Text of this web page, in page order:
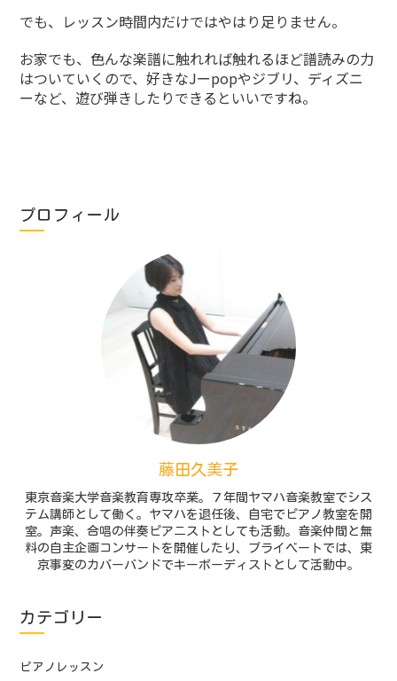
でも、レッスン時間内だけではやはり足りません。
お家でも、色んな楽譜に触れれば触れるほど譜読みの力
はついていくので、好きなJーpopやジブリ、ディズニ
ーなど、遊び弾きしたりできるといいですね。
プロフィール
藤田久美子
東京音楽大学音楽教育専攻卒業。７年間ヤマハ音楽教室でシス
テム講師として働く。ヤマハを退任後、自宅でピアノ教室を開
室。声楽、合唱の伴奏ピアニストとしても活動。音楽仲間と無
料の自主企画コンサートを開催したり、プライベートでは、東
京事変のカバーバンドでキーボーディストとして活動中。
カテゴリー
ピアノレッスン